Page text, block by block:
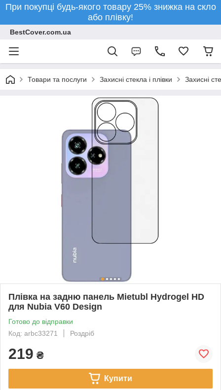
При покупці будь-якого товару 25% знижка на скло
або плівку!
BestCover.com.ua
Товари та послуги Захисні стекла і плівки Захисні
Плівка на задню панель Mietubl Hydrogel HD
для Nubia V60 Design
Готово до відправки
Код: arbc33271
Роздріб
219 ₴
Купити